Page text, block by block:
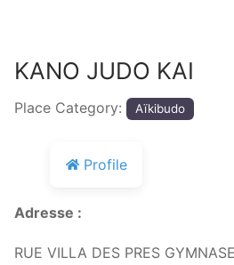
KANO JUDO KAI
Place Category: Aïkibudo
Profile
Adresse :
RUE VILLA DES PRES